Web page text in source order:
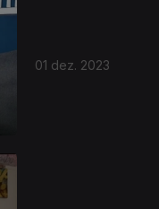
01 dez. 2023